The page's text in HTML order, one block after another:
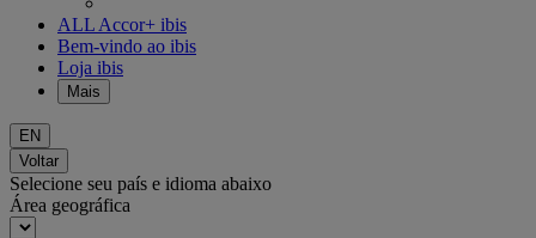
ALL Accor+ ibis
Bem-vindo ao ibis
Loja ibis
Mais
EN
Voltar
Selecione seu país e idioma abaixo
Área geográfica